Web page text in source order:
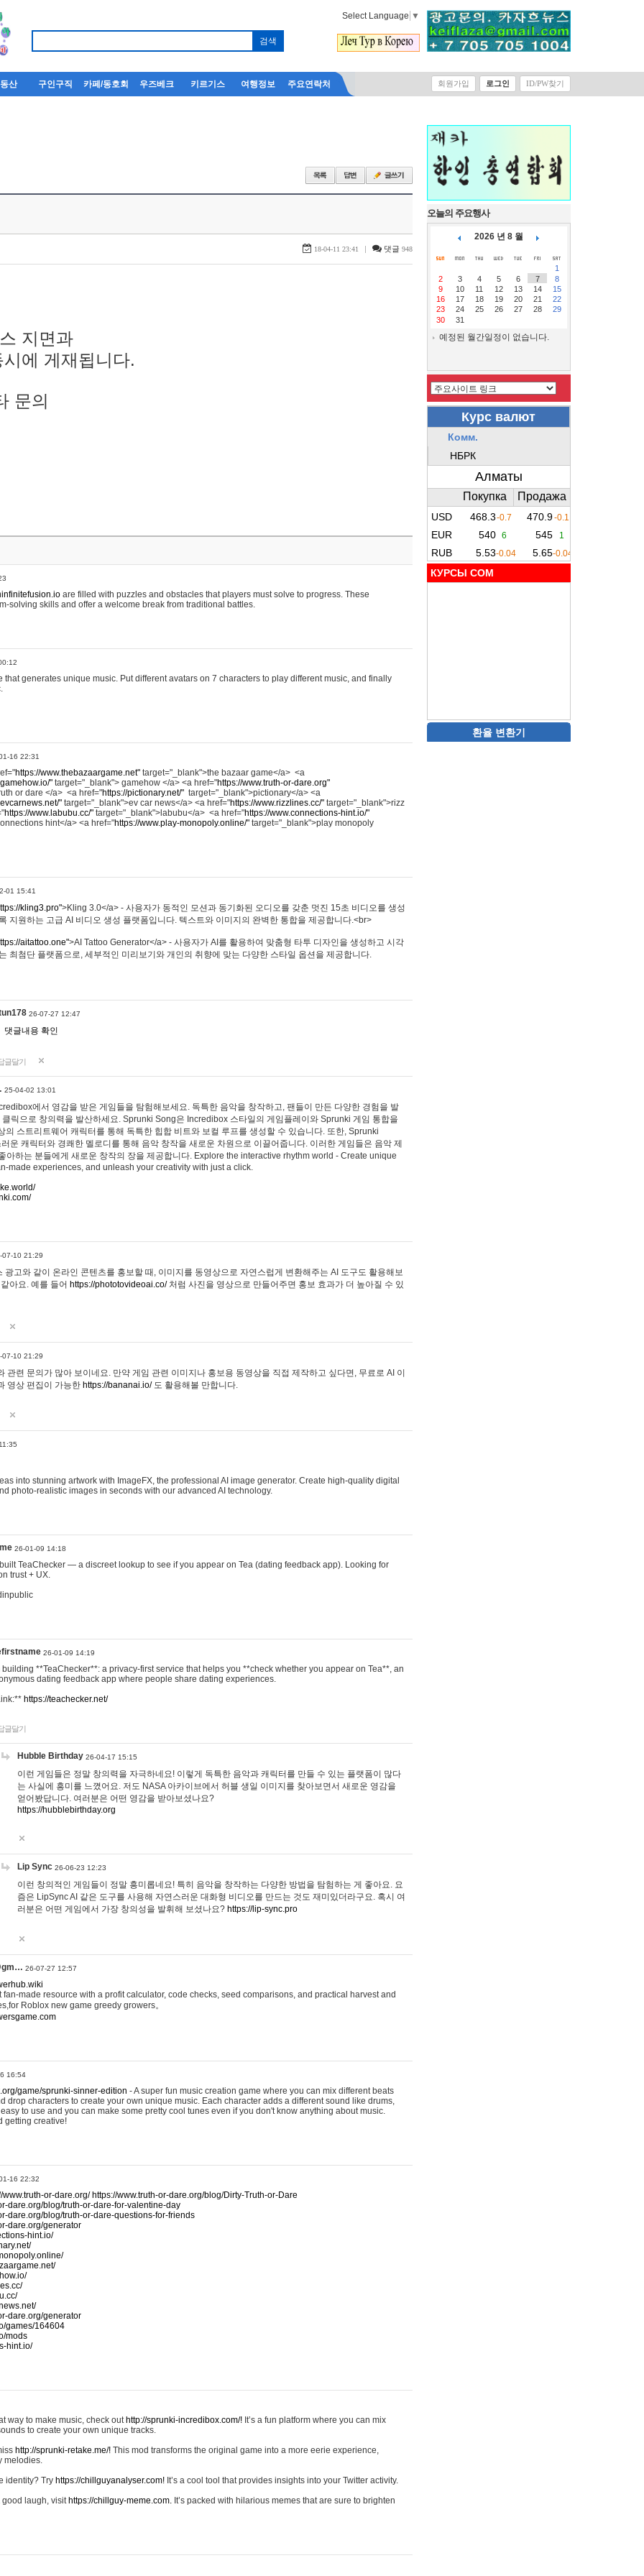
Select Language ▼
산 구인구직 카페/동호회 우즈베크 키르기스 여행정보 주요연락처 회원가입 로그인 ID/PW찾기
18-04-11 23:41 | 댓글 948
지면과
에 게재됩니다.
문의
are filled with puzzles and obstacles that players must solve to progress. These
solving skills and offer a welcome break from traditional battles.
that generates unique music. Put different avatars on 7 characters to play different music, and finally
16 22:31
https://www.thebazaargame.net" target="_blank">the bazaar game</a> <a
" target="_blank"> gamehow </a> <a href="https://www.truth-or-dare.org"
or dare </a> <a href="https://pictionary.net/" target="_blank">pictionary</a> <a
" target="_blank">ev car news</a> <a href="https://www.rizzlines.cc/" target="_blank">rizz
https://www.labubu.cc/" target="_blank">labubu</a> <a href="https://www.connections-hint.io/"
hint</a> <a href="https://www.play-monopoly.online/" target="_blank">play monopoly
01 15:41
kling3.pro">Kling 3.0</a> - 사용자가 동적인 모션과 동기화된 오디오를 갖춘 멋진 15초 비디오를 생성
지원하는 고급 AI 비디오 생성 플랫폼입니다. 텍스트와 이미지의 완벽한 통합을 제공합니다.<br>
aitattoo.one">AI Tattoo Generator</a> - 사용자가 AI를 활용하여 맞춤형 타투 디자인을 생성하고 시각
최첨단 플랫폼으로, 세부적인 미리보기와 개인의 취향에 맞는 다양한 스타일 옵션을 제공합니다.
26-07-27 12:47
댓글내용 확인
글달기
25-04-02 13:01
에서 영감을 받은 게임들을 탐험해보세요. 독특한 음악을 창작하고, 팬들이 만든 다양한 경험을 발
클릭으로 창의력을 발산하세요. Sprunki Song은 Incredibox 스타일의 게임플레이와 Sprunki 게임 통합을
의 스트리트웨어 캐릭터를 통해 독특한 힙합 비트와 보컬 루프를 생성할 수 있습니다. 또한, Sprunki
운 캐릭터와 경쾌한 멜로디를 통해 음악 창작을 새로운 차원으로 이끌어줍니다. 이러한 게임들은 음악 제
아하는 분들에게 새로운 창작의 장을 제공합니다. Explore the interactive rhythm world - Create unique
made experiences, and unleash your creativity with just a click.
07-10 21:29
광고와 같이 온라인 콘텐츠를 홍보할 때, 이미지를 동영상으로 자연스럽게 변환해주는 AI 도구도 활용해보
아요. 예를 들어 https://phototovideoai.co/처럼 사진을 영상으로 만들어주면 홍보 효과가 더 높아질 수 있
07-10 21:29
관련 문의가 많아 보이네요. 만약 게임 관련 이미지나 홍보용 동영상을 직접 제작하고 싶다면, 무료로 AI 이
영상 편집이 가능한 https://bananai.io/도 활용해볼 만합니다.
into stunning artwork with ImageFX, the professional AI image generator. Create high-quality digital
photo-realistic images in seconds with our advanced AI technology.
26-01-09 14:18
TeaChecker — a discreet lookup to see if you appear on Tea (dating feedback app). Looking for
trust + UX.
26-01-09 14:19
building **TeaChecker**: a privacy-first service that helps you **check whether you appear on Tea**, an
dating feedback app where people share dating experiences.
https://teachecker.net/
글달기
Hubble Birthday 26-04-17 15:15
이런 게임들은 정말 창의력을 자극하네요! 이렇게 독특한 음악과 캐릭터를 만들 수 있는 플랫폼이 많다
는 사실에 흥미를 느꼈어요. 저도 NASA 아카이브에서 허블 생일 이미지를 찾아보면서 새로운 영감을
얻어봤답니다. 여러분은 어떤 영감을 받아보셨나요?
https://hubblebirthday.org
Lip Sync 26-06-23 12:23
이런 창의적인 게임들이 정말 흥미롭네요! 특히 음악을 창작하는 다양한 방법을 탐험하는 게 좋아요. 요
즘은 LipSync AI 같은 도구를 사용해 자연스러운 대화형 비디오를 만드는 것도 재미있더라구요. 혹시 여
러분은 어떤 게임에서 가장 창의성을 발휘해 보셨나요? https://lip-sync.pro
26-07-27 12:57
made resource with a profit calculator, code checks, seed comparisons, and practical harvest and
Roblox new game greedy growers。
16:54
game/sprunki-sinner-edition - A super fun music creation game where you can mix different beats
drop characters to create your own unique music. Each character adds a different sound like drums,
to use and you can make some pretty cool tunes even if you don't know anything about music.
getting creative!
16 22:32
www.truth-or-dare.org/ https://www.truth-or-dare.org/blog/Dirty-Truth-or-Dare
dare.org/blog/truth-or-dare-for-valentine-day
dare.org/blog/truth-or-dare-questions-for-friends
dare.org/generator
hint.io/
dare.org/generator
games/164604
mods
hint.io/
way to make music, check out http://sprunki-incredibox.com/! It’s a fun platform where you can mix
to create your own unique tracks.
http://sprunki-retake.me/! This mod transforms the original game into a more eerie experience,
melodies.
identity? Try https://chillguyanalyser.com! It’s a cool tool that provides insights into your Twitter activity.
good laugh, visit https://chillguy-meme.com. It’s packed with hilarious memes that are sure to brighten
오늘의 주요행사
2026 년 8 월
1
2
3 4 5 6 7
8
9
10 11 12 13 14
15
16
17 18 19 20 21
22
23
24 25 26 27 28
29
30
31
예정된 월간일정이 없습니다.
КУРСЫ COM
환율 변환기